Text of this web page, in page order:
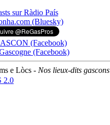
sur Ràdio País
(Bluesky)
(Facebook)
(Facebook)
e Lòcs - Nos lieux-dits gascons
2.0